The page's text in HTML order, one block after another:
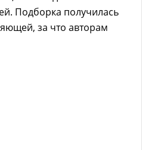
Подборка получилась
за что авторам